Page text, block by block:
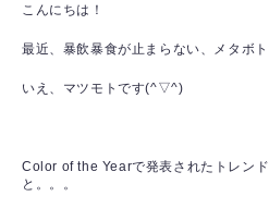
こんにちは！
最近、暴飲暴食が止まらない、メタボト
いえ、マツモトです(^▽^)
Color of the Yearで発表されたトレン
と。。。